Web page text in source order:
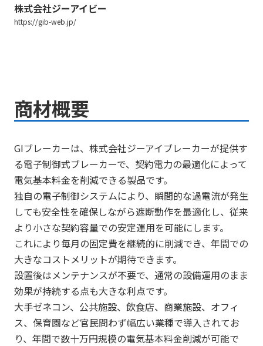
株式会社ジーアイビー
https://gib-web.jp/
商材概要
GIブレーカーは、株式会社ジーアイブレーカーが提供す
る電子制御式ブレーカーで、契約電力の最適化によって
電気基本料金を削減できる製品です。
独自の電子制御システムにより、瞬間的な過電流が発生
しても安全性を確保しながら遮断動作を最適化し、従来
より小さな契約容量での安定運用を可能にします。
これにより毎月の固定費を継続的に削減でき、年間での
大きなコストメリットが期待できます。
設置後はメンテナンスが不要で、通常の設備運用のまま
効果が持続する点も大きな利点です。
大手ゼネコン、公共施設、飲食店、商業施設、オフィ
ス、保育園など官民問わず幅広い業種で導入されてお
り、年間で数十万円規模の電気基本料金削減が可能で